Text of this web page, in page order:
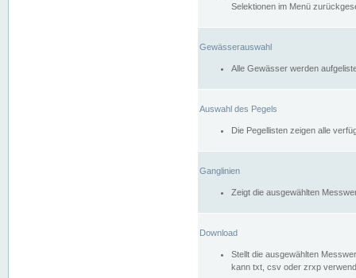
Selektionen im Menü
Gewässerauswahl
Alle Gewässer werden
Auswahl des Pegels
Die Pegellisten zeigen alle
Ganglinien
Zeigt die ausgewählten
Download
Stellt die ausgewählten
kann txt, csv oder zrxp